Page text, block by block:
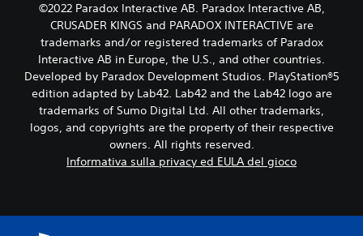
©2022 Paradox Interactive AB. Paradox Interactive AB,
CRUSADER KINGS and PARADOX INTERACTIVE are
trademarks and/or registered trademarks of Paradox
Interactive AB in Europe, the U.S., and other countries.
Developed by Paradox Development Studios. PlayStation®5
edition adapted by Lab42. Lab42 and the Lab42 logo are
trademarks of Sumo Digital Ltd. All other trademarks,
logos, and copyrights are the property of their respective
owners. All rights reserved.
Informativa sulla privacy ed EULA del gioco